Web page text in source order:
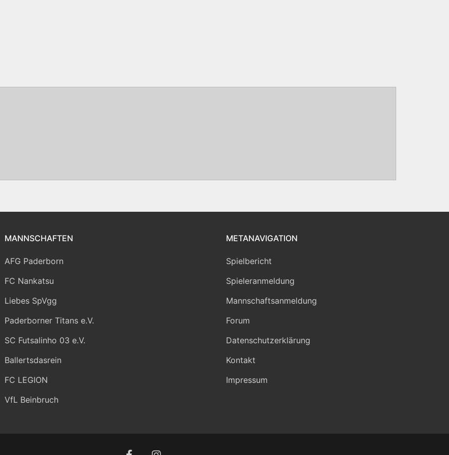
MANNSCHAFTEN
AFG Paderborn
FC Nankatsu
Liebes SpVgg
Paderborner Titans e.V.
SC Futsalinho 03 e.V.
Ballertsdasrein
FC LEGION
VfL Beinbruch
METANAVIGATION
Spielbericht
Spieleranmeldung
Mannschaftsanmeldung
Forum
Datenschutzerklärung
Kontakt
Impressum